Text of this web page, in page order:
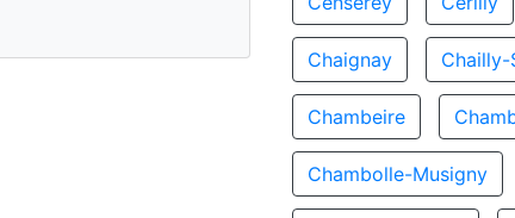
Chaignay Chailly-
Chambeire
Chambolle-Musigny